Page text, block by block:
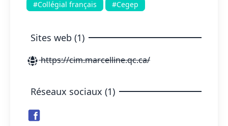
#Collégial français
#Cegep
Sites web (1)
https://cim.marcelline.qc.ca/
Réseaux sociaux (1)